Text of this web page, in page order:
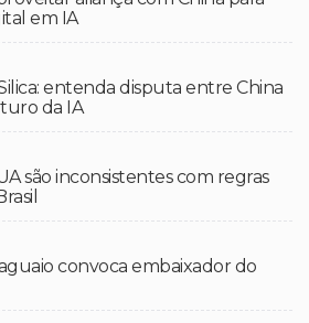
em IA
entenda disputa entre China
da IA
são inconsistentes com regras
convoca embaixador do